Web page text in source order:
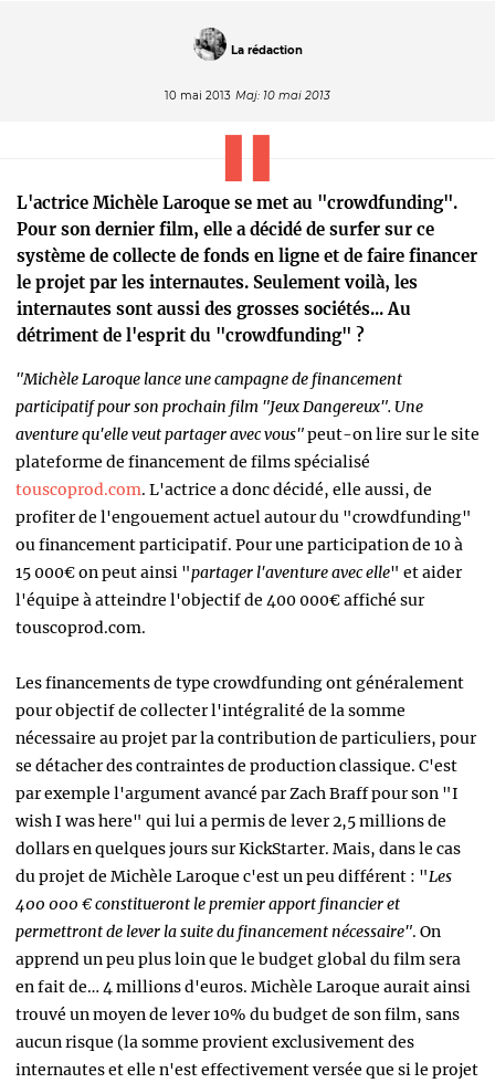
La rédaction
10 mai 2013 Maj: 10 mai 2013
L'actrice Michèle Laroque se met au "crowdfunding".
Pour son dernier film, elle a décidé de surfer sur ce
système de collecte de fonds en ligne et de faire financer
le projet par les internautes. Seulement voilà, les
internautes sont aussi des grosses sociétés... Au
détriment de l'esprit du "crowdfunding" ?
"Michèle Laroque lance une campagne de financement
participatif pour son prochain film "Jeux Dangereux". Une
aventure qu'elle veut partager avec vous"peut-on lire sur le site
plateforme de financement de films spécialisé
touscoprod.com. L'actrice a donc décidé, elle aussi, de
profiter de l'engouement actuel autour du "crowdfunding"
ou financement participatif. Pour une participation de 10 à
15 000€ on peut ainsi "partager l'aventure avec elle" et aider
l'équipe à atteindre l'objectif de 400 000€ affiché sur
touscoprod.com.
Les financements de type crowdfunding ont généralement
pour objectif de collecter l'intégralité de la somme
nécessaire au projet par la contribution de particuliers, pour
se détacher des contraintes de production classique. C'est
par exemple l'argument avancé par Zach Braff pour son "I
wish I was here" qui lui a permis de lever 2,5 millions de
dollars en quelques jours sur KickStarter. Mais, dans le cas
du projet de Michèle Laroque c'est un peu différent : "Les
400 000 € constitueront le premier apport financier et
permettront de lever la suite du financement nécessaire". On
apprend un peu plus loin que le budget global du film sera
en fait de… 4 millions d'euros. Michèle Laroque aurait ainsi
trouvé un moyen de lever 10% du budget de son film, sans
aucun risque (la somme provient exclusivement des
internautes et elle n'est effectivement versée que si le projet